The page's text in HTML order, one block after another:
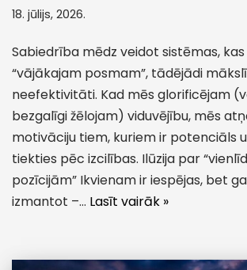
18. jūlijs, 2026.
Sabiedrība mēdz veidot sistēmas,
“vājākajam posmam”, tādējādi
neefektivitāti. Kad mēs glorificējam
bezgalīgi žēlojam) viduvējību, mēs
motivāciju tiem, kuriem ir potenciāls
tiekties pēc izcilības. Ilūzija par
pozīcijām” Ikvienam ir iespējas, bet
izmantot –… Lasīt vairāk »